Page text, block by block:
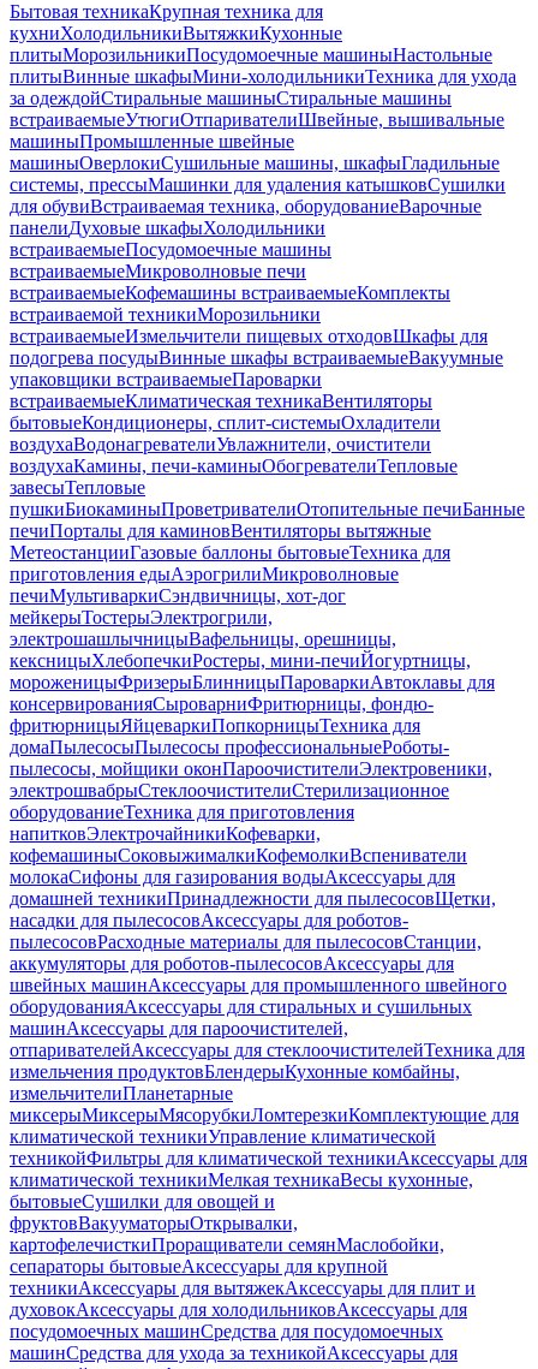
Бытовая техникаКрупная техника для
кухниХолодильникиВытяжкиКухонные
плитыМорозильникиПосудомоечные машиныНастольные
плитыВинные шкафыМини-холодильникиТехника для ухода
за одеждойСтиральные машиныСтиральные машины
встраиваемыеУтюгиОтпаривателиШвейные, вышивальные
машиныПромышленные швейные
машиныОверлокиСушильные машины, шкафыГладильные
системы, прессыМашинки для удаления катышковСушилки
для обувиВстраиваемая техника, оборудованиеВарочные
панелиДуховые шкафыХолодильники
встраиваемыеПосудомоечные машины
встраиваемыеМикроволновые печи
встраиваемыеКофемашины встраиваемыеКомплекты
встраиваемой техникиМорозильники
встраиваемыеИзмельчители пищевых отходовШкафы для
подогрева посудыВинные шкафы встраиваемыеВакуумные
упаковщики встраиваемыеПароварки
встраиваемыеКлиматическая техникаВентиляторы
бытовыеКондиционеры, сплит-системыОхладители
воздухаВодонагревателиУвлажнители, очистители
воздухаКамины, печи-каминыОбогревателиТепловые
завесыТепловые
пушкиБиокаминыПроветривателиОтопительные печиБанные
печиПорталы для каминовВентиляторы вытяжные
МетеостанцииГазовые баллоны бытовыеТехника для
приготовления едыАэрогрилиМикроволновые
печиМультиваркиСэндвичницы, хот-дог
мейкерыТостерыЭлектрогрили,
электрошашлычницыВафельницы, орешницы,
кексницыХлебопечкиРостеры, мини-печиЙогуртницы,
мороженицыФризерыБлинницыПароваркиАвтоклавы для
консервированияСыроварниФритюрницы, фондю-
фритюрницыЯйцеваркиПопкорницыТехника для
домаПылесосыПылесосы профессиональныеРоботы-
пылесосы, мойщики оконПароочистителиЭлектровеники,
электрошвабрыСтеклоочистителиСтерилизационное
оборудованиеТехника для приготовления
напитковЭлектрочайникиКофеварки,
кофемашиныСоковыжималкиКофемолкиВспениватели
молокаСифоны для газирования водыАксессуары для
домашней техникиПринадлежности для пылесосовЩетки,
насадки для пылесосовАксессуары для роботов-
пылесосовРасходные материалы для пылесосовСтанции,
аккумуляторы для роботов-пылесосовАксессуары для
швейных машинАксессуары для промышленного швейного
оборудованияАксессуары для стиральных и сушильных
машинАксессуары для пароочистителей,
отпаривателейАксессуары для стеклоочистителейТехника для
измельчения продуктовБлендерыКухонные комбайны,
измельчителиПланетарные
миксерыМиксерыМясорубкиЛомтерезкиКомплектующие для
климатической техникиУправление климатической
техникойФильтры для климатической техникиАксессуары для
климатической техникиМелкая техникаВесы кухонные,
бытовыеСушилки для овощей и
фруктовВакууматорыОткрывалки,
картофелечисткиПроращиватели семянМаслобойки,
сепараторы бытовыеАксессуары для крупной
техникиАксессуары для вытяжекАксессуары для плит и
духовокАксессуары для холодильниковАксессуары для
посудомоечных машинСредства для посудомоечных
машинСредства для ухода за техникойАксессуары для